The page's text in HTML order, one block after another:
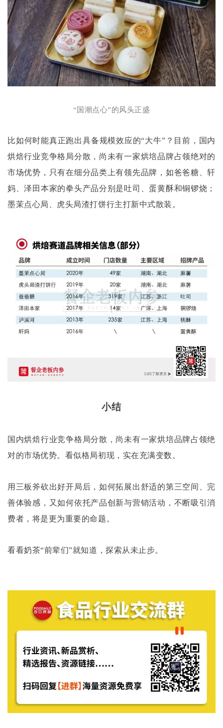
“国潮点心”的风头正盛
比如何时能真正跑出具备规模效应的“大牛”？目前，国内
烘焙行业竞争格局分散，尚未有一家烘培品牌占领绝对的
市场优势，只有在细分品类上有领先品牌，如爸爸糖、轩
妈、泽田本家的拳头产品分别是吐司、蛋黄酥和铜锣烧；
墨茉点心局、虎头局渣打饼行主打新中式散装。
小结
国内烘焙行业竞争格局分散，尚未有一家烘培品牌占领绝
对的市场优势。看似格局初现，实在充满变数。
用三板斧砍出好开局后，如何拓展出舒适的第三空间、完
善体验感，又如何依托产品创新与营销活动，不断吸引消
费者，将是更为重要的命题。
看看奶茶“前辈们”就知道，探索从未止步。